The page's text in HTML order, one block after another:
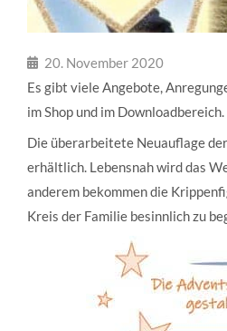
20. November 2020
Es gibt viele Angebote,
im Shop und im Downloadbereich.
Die überarbeitete Neuauflage
erhältlich. Lebensnah wird das
anderem bekommen die
Kreis der Familie besinnlich zu